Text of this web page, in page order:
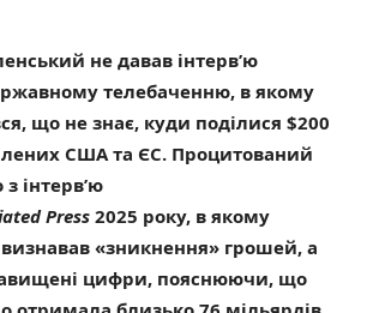
не давав інтерв’ю
телебаченню, в якому
що не знає, куди поділися $200
США та ЄС. Процитований
інтерв’ю
Press 2025 року, в якому
«зникнення» грошей, а
цифри, пояснюючи, що